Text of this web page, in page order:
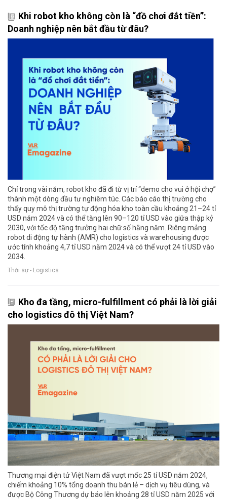
Khi robot kho không còn là “đồ chơi đắt tiền”:
Doanh nghiệp nên bắt đầu từ đâu?
Chỉ trong vài năm, robot kho đã đi từ vị trí “demo cho vui ở hội chợ”
thành một dòng đầu tư nghiêm túc. Các báo cáo thị trường cho
thấy quy mô thị trường tự động hóa kho toàn cầu khoảng 21–24 tỉ
USD năm 2024 và có thể tăng lên 90–120 tỉ USD vào giữa thập kỷ
2030, với tốc độ tăng trưởng hai chữ số hằng năm. Riêng mảng
robot di động tự hành (AMR) cho logistics và warehousing được
ước tính khoảng 4,7 tỉ USD năm 2024 và có thể vượt 24 tỉ USD vào
2034.
Thời sự - Logistics
Kho đa tầng, micro-fulfillment có phải là lời giải
cho logistics đô thị Việt Nam?
Thương mại điện tử Việt Nam đã vượt mốc 25 tỉ USD năm 2024,
chiếm khoảng 10% tổng doanh thu bán lẻ – dịch vụ tiêu dùng, và
được Bộ Công Thương dự báo lên khoảng 28 tỉ USD năm 2025 với